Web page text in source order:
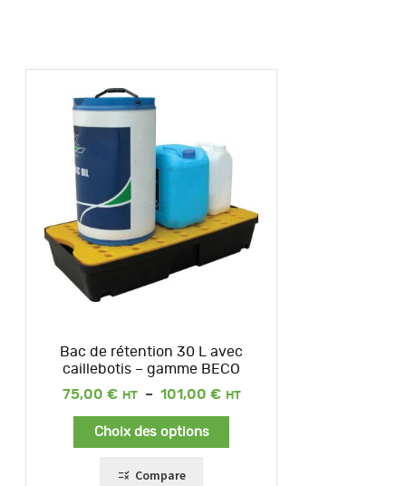
Bac de rétention 30 L avec
caillebotis – gamme BECO
75,00 € – 101,00 €
Plage
Choix des options
Compare